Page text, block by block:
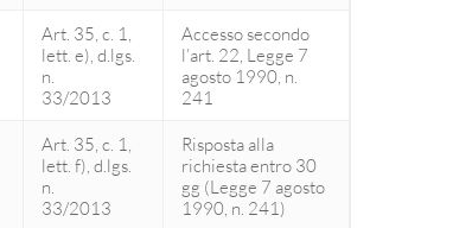
Art. 35, c. 1,
lett. e), d.lgs.
n.
33/2013
Accesso secondo
l’art. 22, Legge 7
agosto 1990, n.
241
Art. 35, c. 1,
lett. f), d.lgs.
n.
33/2013
Risposta alla
richiesta entro 30
gg (Legge 7 agosto
1990, n. 241)